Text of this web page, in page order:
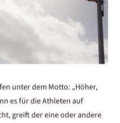
unter dem Motto: „Höher,
es für die Athleten auf
greift der eine oder andere